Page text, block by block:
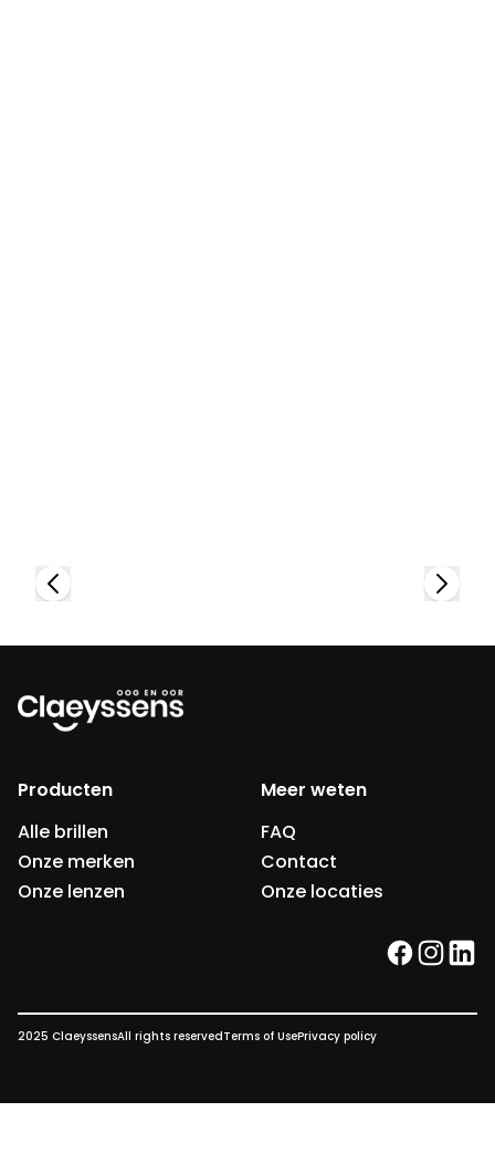
Producten
Alle brillen
Onze merken
Onze lenzen
Meer weten
FAQ
Contact
Onze locaties
facebook
2025 ClaeyssensAll rights reservedTerms of UsePrivacy policy